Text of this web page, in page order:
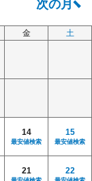
金 土
14
最安値検索
15
最安値検索
21 22